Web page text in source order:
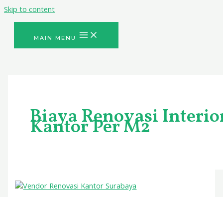
Skip to content
MAIN MENU
Biaya Renovasi
Kantor Per M2